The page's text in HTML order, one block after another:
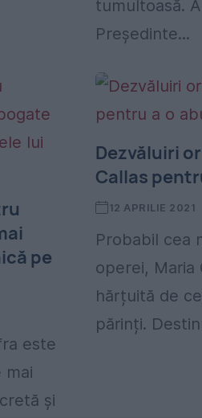
tumultoasă.
Președinte...
pe
este
mai
și
Dezvăluiri
Callas
12 APRILIE 2021
Probabil cea
operei, Maria
hărțuită de
părinți.